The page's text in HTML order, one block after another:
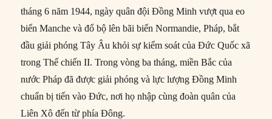
tháng 6 năm 1944, ngày quân đội Đồng Minh vượt qua eo
biển Manche và đổ bộ lên bãi biển Normandie, Pháp, bắt
đầu giải phóng Tây Âu khỏi sự kiểm soát của Đức Quốc xã
trong Thế chiến II. Trong vòng ba tháng, miền Bắc của
nước Pháp đã được giải phóng và lực lượng Đồng Minh
chuẩn bị tiến vào Đức, nơi họ nhập cùng đoàn quân của
Liên Xô đến từ phía Đông.